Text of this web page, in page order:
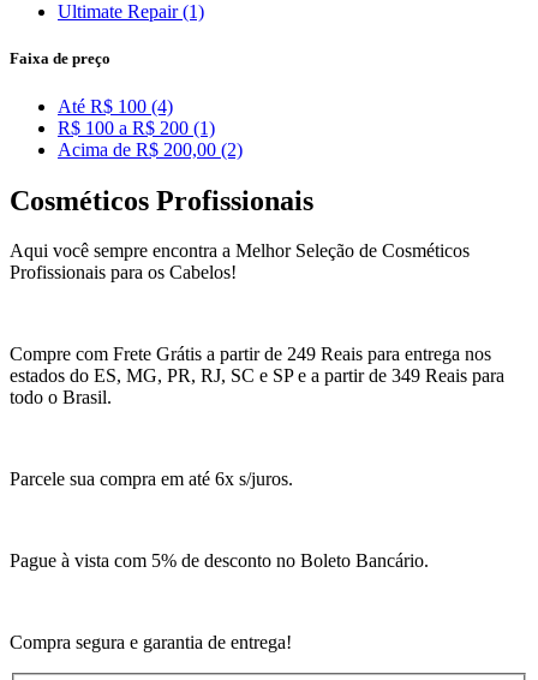
Ultimate Repair (1)
Faixa de preço
Até R$ 100 (4)
R$ 100 a R$ 200 (1)
Acima de R$ 200,00 (2)
Cosméticos Profissionais
Aqui você sempre encontra a Melhor Seleção de Cosméticos
Profissionais para os Cabelos!
Compre com Frete Grátis a partir de 249 Reais para entrega nos
estados do ES, MG, PR, RJ, SC e SP e a partir de 349 Reais para
todo o Brasil.
Parcele sua compra em até 6x s/juros.
Pague à vista com 5% de desconto no Boleto Bancário.
Compra segura e garantia de entrega!